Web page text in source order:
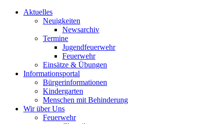
Aktuelles
Neuigkeiten
Newsarchiv
Termine
Jugendfeuerwehr
Feuerwehr
Einsätze & Übungen
Informationsportal
Bürgerinformationen
Kindergarten
Menschen mit Behinderung
Wir über Uns
Feuerwehr